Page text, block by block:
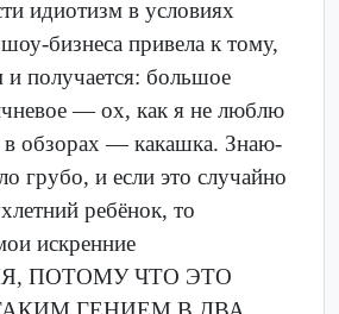
идиотизм в условиях
бизнеса привела к тому,
получается: большое
— ох, как я не люблю
в обзорах — какашка. Знаю-
грубо, и если это случайно
ребёнок, то
искренние
ПОТОМУ ЧТО ЭТО